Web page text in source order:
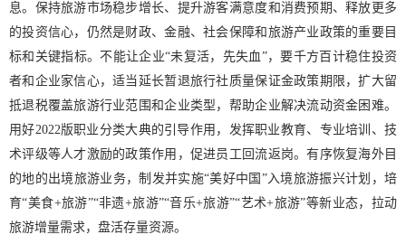
息。保持旅游市场稳步增长、提升游客满意度和消费预期、释放更多
的投资信心，仍然是财政、金融、社会保障和旅游产业政策的重要目
标和关键指标。不能让企业“未复活，先失血”，要千方百计稳住投资
者和企业家信心，适当延长暂退旅行社质量保证金政策期限，扩大留
抵退税覆盖旅游行业范围和企业类型，帮助企业解决流动资金困难。
用好2022版职业分类大典的引导作用，发挥职业教育、专业培训、技
术评级等人才激励的政策作用，促进员工回流返岗。有序恢复海外目
的地的出境旅游业务，制发并实施“美好中国”入境旅游振兴计划，培
育“美食+旅游”“非遗+旅游”“音乐+旅游”“艺术+旅游”等新业态，拉动
旅游增量需求，盘活存量资源。